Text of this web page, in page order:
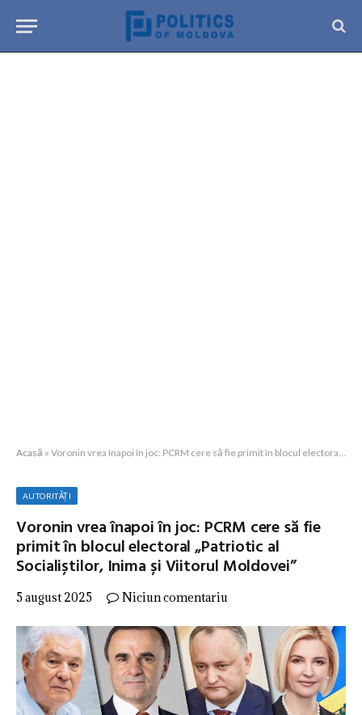
Acasă » Voronin vrea înapoi în joc: PCRM cere să fie primit în blocul electoral „Patriotic al Socialiștilor, Inima și Viitorul Moldovei”
AUTORITĂȚI
Voronin vrea înapoi în joc: PCRM cere să fie
primit în blocul electoral „Patriotic al
Socialiștilor, Inima și Viitorul Moldovei”
5 august 2025 Niciun comentariu